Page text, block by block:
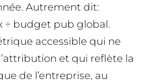
Autrement dit:
÷ budget pub global.
accessible qui ne
et qui reflète la
de l’entreprise, au